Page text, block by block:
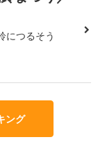
につるそう
ング